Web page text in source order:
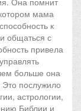
мама
к
общаться с
привела
больше она
послужило
астрологии,
Библии и